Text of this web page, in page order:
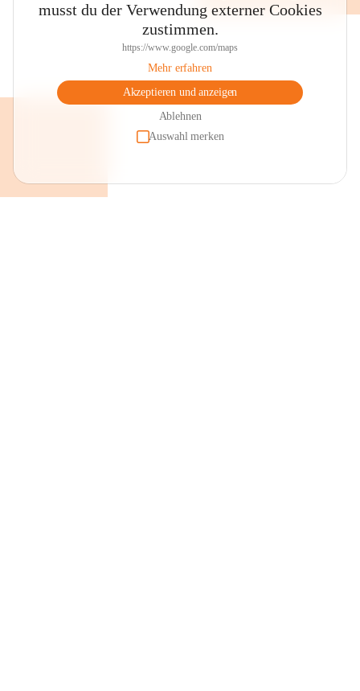
musst du der Verwendung externer Cookies
zustimmen.
https://www.google.com/maps
Mehr erfahren
Akzeptieren und anzeigen
Ablehnen
Auswahl merken